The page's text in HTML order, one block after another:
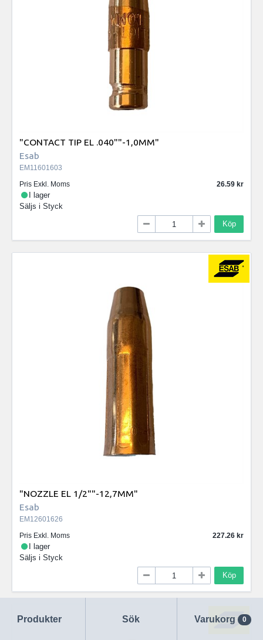
Produkter Sök Varukorg 0
"CONTACT TIP EL .040""-1,0MM"
Esab
EM11601603
Pris Exkl. Moms
26.59
I lager
Säljs i Styck
Köp
"NOZZLE EL 1/2""-12,7MM"
Esab
EM12601626
Pris Exkl. Moms
227.26
I lager
Säljs i Styck
Köp